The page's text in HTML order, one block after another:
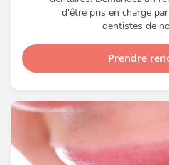
d'être pris en charge
dentistes de
Prendre